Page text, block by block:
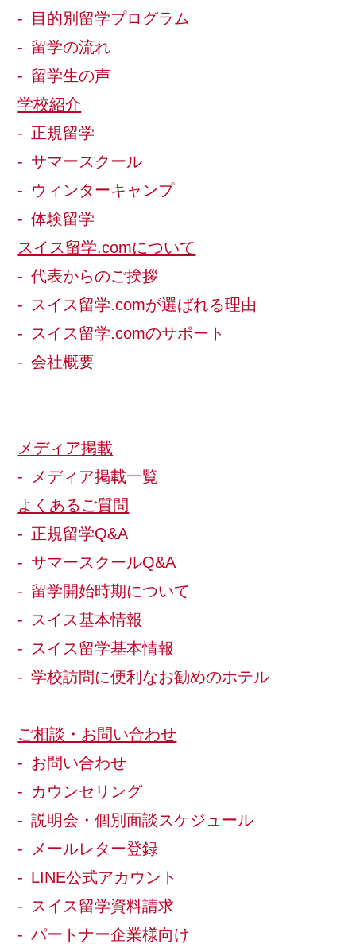
目的別留学プログラム
留学の流れ
留学生の声
学校紹介
正規留学
サマースクール
ウィンターキャンプ
体験留学
スイス留学.comについて
代表からのご挨拶
スイス留学.comが選ばれる理由
スイス留学.comのサポート
会社概要
メディア掲載
メディア掲載一覧
よくあるご質問
正規留学Q&A
サマースクールQ&A
留学開始時期について
スイス基本情報
スイス留学基本情報
学校訪問に便利なお勧めのホテル
ご相談・お問い合わせ
お問い合わせ
カウンセリング
説明会・個別面談スケジュール
メールレター登録
LINE公式アカウント
スイス留学資料請求
パートナー企業様向け